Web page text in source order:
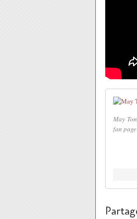
May
fan